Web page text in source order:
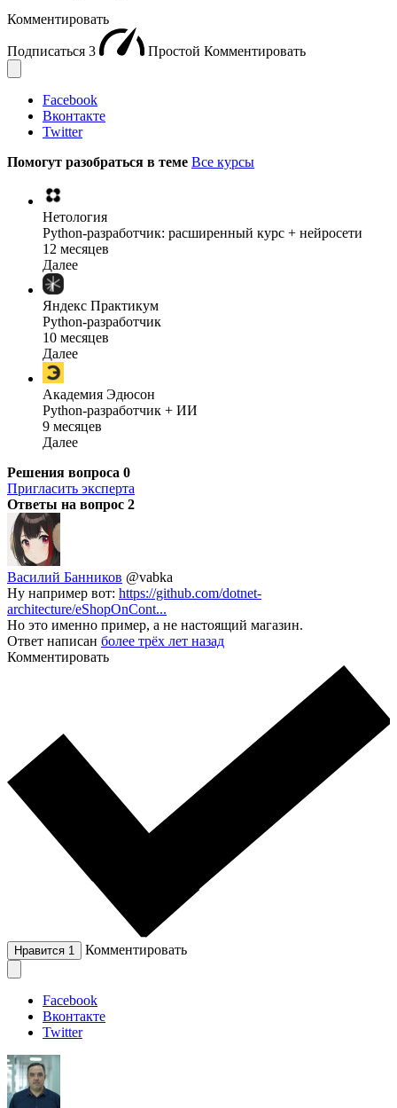
Комментировать
Подписаться 3 Простой Комментировать
Facebook
Вконтакте
Twitter
Помогут разобраться в теме Все курсы
Нетология
Python-разработчик: расширенный курс + нейросети
12 месяцев
Далее
Яндекс Практикум
Python-разработчик
10 месяцев
Далее
Академия Эдюсон
Python-разработчик + ИИ
9 месяцев
Далее
Решения вопроса 0
Пригласить эксперта
Ответы на вопрос 2
Василий Банников @vabka
Ну например вот: https://github.com/dotnet-
architecture/eShopOnCont...
Но это именно пример, а не настоящий магазин.
Ответ написан более трёх лет назад
Комментировать
Нравится 1 Комментировать
Facebook
Вконтакте
Twitter